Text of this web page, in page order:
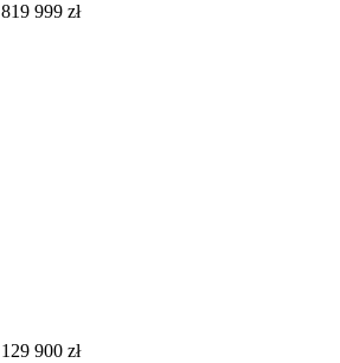
819 999 zł
129 900 zł